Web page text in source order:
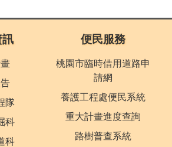
訊
隊
科
科
便民服務
桃園市臨時借用道路申
請網
養護工程處便民系統
重大計畫進度查詢
路樹普查系統